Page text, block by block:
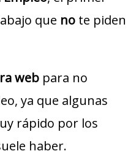
que no te piden
web para no
ya que algunas
rápido por los
haber.